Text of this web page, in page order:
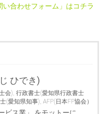
い合わせフォーム」はコチラ
ひでき)
会), 行政書士(愛知県行政書士
(愛知県知事), AFP(日本FP協会）
ビス業」 をモットーに、